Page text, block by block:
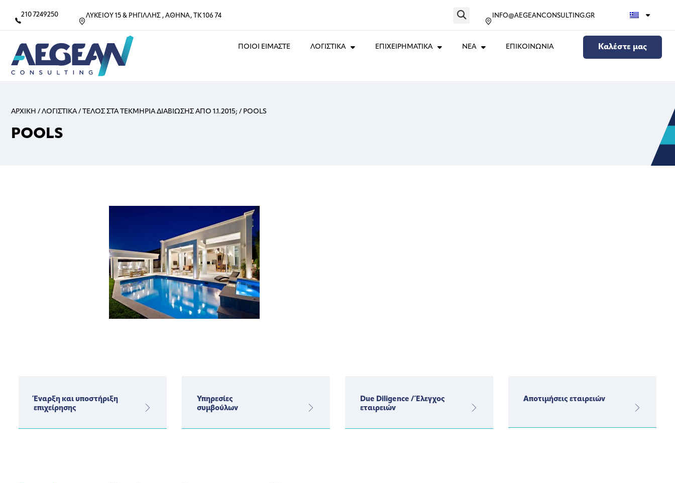
210 7249250 ΛΥΚΕΙΟΥ 15 & ΡΗΓΙΛΛΗΣ , ΑΘΗΝΑ, ΤΚ 106 74 INFO@AEGEANCONSULTING.GR
ΠΟΙΟΙ ΕΙΜΑΣΤΕ ΛΟΓΙΣΤΙΚΑ ΕΠΙΧΕΙΡΗΜΑΤΙΚΑ ΝΕΑ ΕΠΙΚΟΙΝΩΝΙΑ Καλέστε μας
ΑΡΧΙΚΗ / ΛΟΓΙΣΤΙΚΑ/ ΤΕΛΟΣ ΣΤΑ ΤΕΚΜΗΡΙΑ ΔΙΑΒΙΩΣΗΣ ΑΠΟ 1.1.2015; / POOLS
POOLS
Έναρξη και υποστήριξη
επιχείρησης
Υπηρεσίες
συμβούλων
Due Diligence / Έλεγχος
εταιρειών
Αποτιμήσεις εταιρειών